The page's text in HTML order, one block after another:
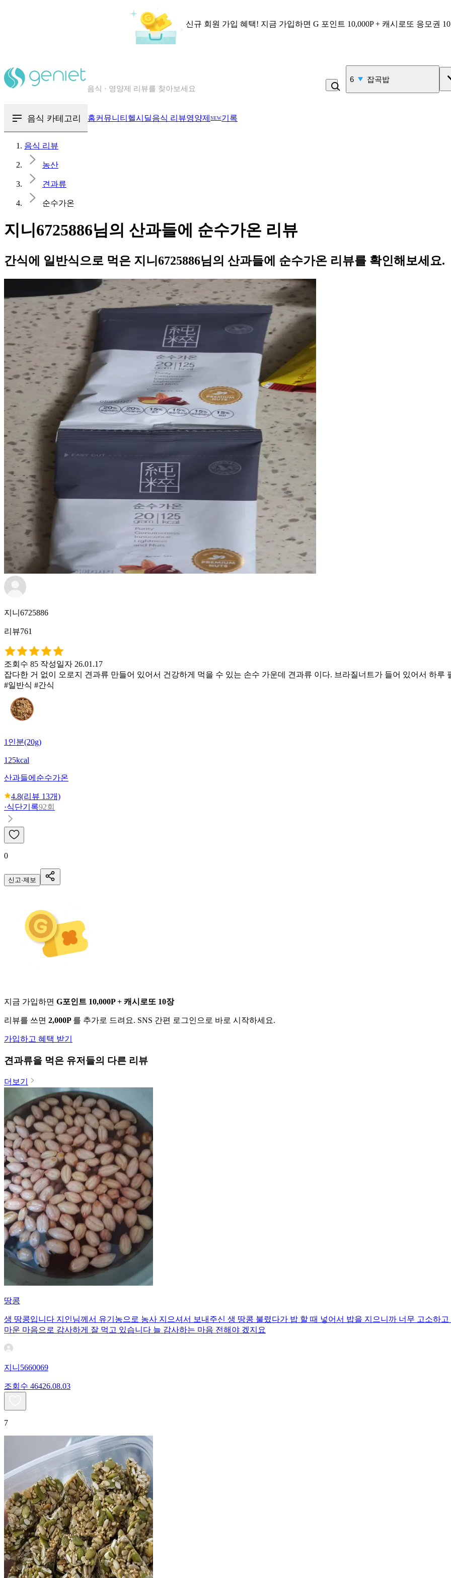
신규 회원 가입 혜택! 지금 가입하면 G 포인트 10,000P + 캐시로또 응모권
칼로리와 영양성분을 검색해보세요
7 김밥
음식 카테고리 홈커뮤니티 헬시딜음식 리뷰영양제 NEW기록
음식 리뷰
농산
견과류
순수가온
지니6725886님의 산과들에 순수가온 리뷰
간식에 일반식으로 먹은 지니6725886님의 산과들에 순수가온 리뷰를 확인해보세요.
지니6725886
리뷰761
조회수 85 작성일자 26.01.17
잡다한 거 없이 오로지 견과류 만들어 있어서 건강하게 먹을 수 있는 손수 가운데 견과류 이다. 브라질너트가 들어 있어서 하루
#일반식 #간식
1인분(20g)
125kcal
산과들에 순수가온
4.8(리뷰 13개)
·식단기록92회
0
신고·제보
지금 가입하면 G포인트 10,000P + 캐시로또 10장
리뷰를 쓰면 2,000P 를 추가로 드려요. SNS 간편 로그인으로 바로 시작하세요.
가입하고 혜택 받기
견과류을 먹은 유저들의 다른 리뷰
더보기
땅콩
생 땅콩입니다 지인님께서 유기농으로 농사 지으셔서 보내주신 생 땅콩 불렸다가 밥 할 때 넣어서 밥을 지으니까 너무 고소하
마운 마음으로 감사하게 잘 먹고 있습니다 늘 감사하는 마음 전해야 겠지요
지니5660069
조회수 46426.08.03
7